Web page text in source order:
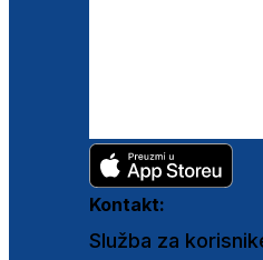
Kontakt:
Služba za